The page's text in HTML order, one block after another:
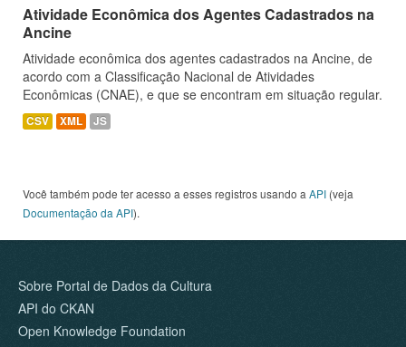
Atividade Econômica dos Agentes Cadastrados na
Ancine
Atividade econômica dos agentes cadastrados na Ancine, de
acordo com a Classificação Nacional de Atividades
Econômicas (CNAE), e que se encontram em situação regular.
CSV XML JS
Você também pode ter acesso a esses registros usando a API (veja
Documentação da API).
Sobre Portal de Dados da Cultura
API do CKAN
Open Knowledge Foundation